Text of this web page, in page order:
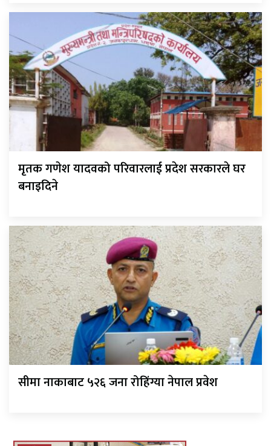
मृतक गणेश यादवको परिवारलाई प्रदेश सरकारले घर
बनाइदिने
सीमा नाकाबाट ५२६ जना रोहिंग्या नेपाल प्रवेश